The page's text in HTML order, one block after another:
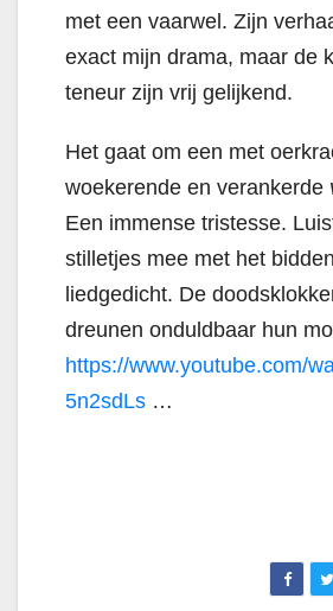
met een vaarwel. Zijn
exact mijn drama, maar de
teneur zijn vrij gelijkend.
Het gaat om een met
woekerende en verankerde
Een immense tristesse.
stilletjes mee met het
liedgedicht. De
dreunen onduldbaar hun
https://www.youtube.com/
5n2sdLs …